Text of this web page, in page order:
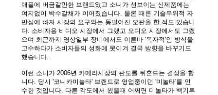
애플에 버금갈만한 브랜드였고 소니가 선보이는 신제품에는
여지없이 박수갈채가 이어졌습니다. 물론 때론 기술우위적 자
만심에 빠져 시장의 요구와는 동떨어진 오판을 한 적도 있습니
다. 소비자용 비디오 시장에서 그랬고 오디오 시장에서도 그랬
으며 최근까지 영상일부 장비에서도 이른바 '독자적'인 방식을
고수하다가 소비자들의 성화에 못이겨 결국 방향을 바꾸기도
했습니다.
이런 소니가 2006년 카메라시장의 판도를 뒤흔드는 결정을 합
니다. 당시 '코니카미놀타' 브랜드로 영업중이던 '미놀타'를 인
수한 것입니다. 다른 각도에서 봤을때 어쩌면 미놀타가 백기투